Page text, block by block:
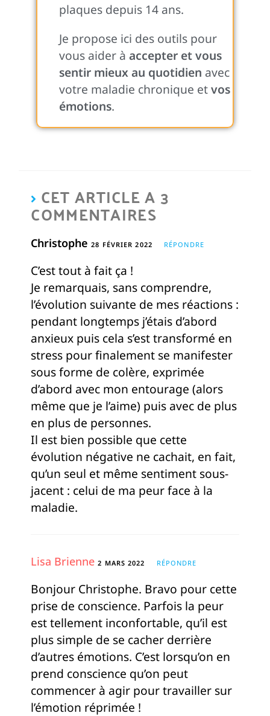
plaques depuis 14 ans.
Je propose ici des outils pour
vous aider à accepter et vous
sentir mieux au quotidien avec
votre maladie chronique etvos
émotions.
CET ARTICLE A 3
COMMENTAIRES
Christophe28 FÉVRIER 2022 RÉPONDRE
C’est tout à fait ça !
Je remarquais, sans comprendre,
l’évolution suivante de mes réactions :
pendant longtemps j’étais d’abord
anxieux puis cela s’est transformé en
stress pour finalement se manifester
sous forme de colère, exprimée
d’abord avec mon entourage (alors
même que je l’aime) puis avec de plus
en plus de personnes.
Il est bien possible que cette
évolution négative ne cachait, en fait,
qu’un seul et même sentiment sous-
jacent : celui de ma peur face à la
maladie.
Lisa Brienne 2 MARS 2022 RÉPONDRE
Bonjour Christophe. Bravo pour cette
prise de conscience. Parfois la peur
est tellement inconfortable, qu’il est
plus simple de se cacher derrière
d’autres émotions. C’est lorsqu’on en
prend conscience qu’on peut
commencer à agir pour travailler sur
l’émotion réprimée !